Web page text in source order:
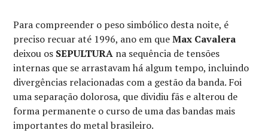
Para compreender o peso simbólico desta noite, é
preciso recuar até 1996, ano em queMax Cavalera
deixou os SEPULTURA na sequência de tensões
internas que se arrastavam há algum tempo, incluindo
divergências relacionadas com a gestão da banda. Foi
uma separação dolorosa, que dividiu fãs e alterou de
forma permanente o curso de uma das bandas mais
importantes do metal brasileiro.